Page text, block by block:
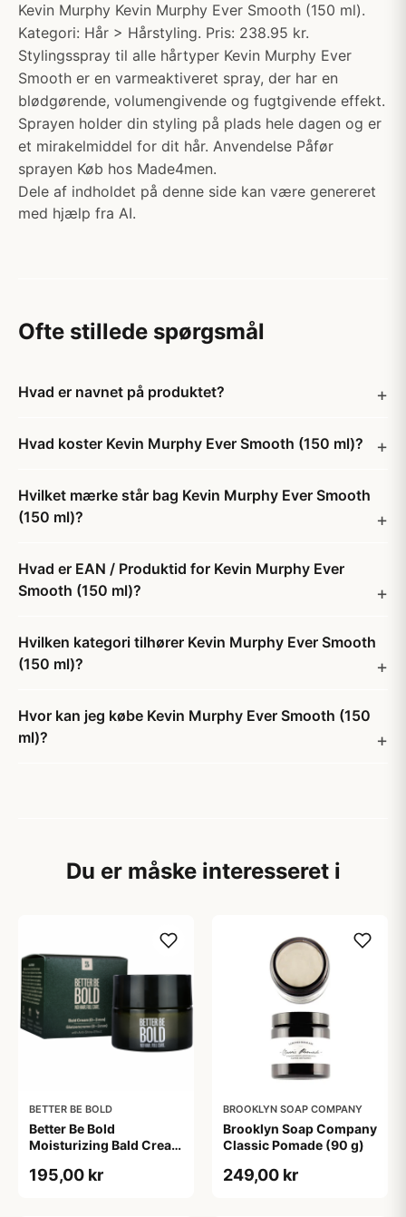
Kevin Murphy Kevin Murphy Ever Smooth (150 ml).
Kategori: Hår > Hårstyling. Pris: 238.95 kr.
Stylingsspray til alle hårtyper Kevin Murphy Ever
Smooth er en varmeaktiveret spray, der har en
blødgørende, volumengivende og fugtgivende effekt.
Sprayen holder din styling på plads hele dagen og er
et mirakelmiddel for dit hår. Anvendelse Påfør
sprayen Køb hos Made4men.
Dele af indholdet på denne side kan være genereret
med hjælp fra AI.
Ofte stillede spørgsmål
Hvad er navnet på produktet?
Hvad koster Kevin Murphy Ever Smooth (150 ml)?
Hvilket mærke står bag Kevin Murphy Ever Smooth
(150 ml)?
Hvad er EAN / Produktid for Kevin Murphy Ever
Smooth (150 ml)?
Hvilken kategori tilhører Kevin Murphy Ever Smooth
(150 ml)?
Hvor kan jeg købe Kevin Murphy Ever Smooth (150
ml)?
Du er måske interesseret i
BETTER BE BOLD
Better Be Bold
Moisturizing Bald Cream
195,00 kr
BROOKLYN SOAP COMPANY
Brooklyn Soap Company
Classic Pomade (90 g)
249,00 kr